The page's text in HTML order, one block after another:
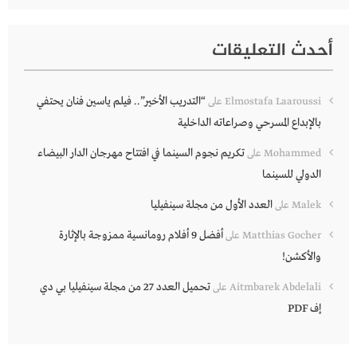
أحدث التعليقات
Elmostafa Laaroussi على“التدريب الأخير”.. فيلم ياسين فنان يحتفي
بالإبداع المسرحي وصراعاته الداخلية
Mohammed علىتكريم نجوم السينما في افتتاح مهرجان الدار البيضاء
الدولي للسينما
Malek علىالعدد الأول من مجلة سينفيليا
Matthias Gocher على
أفضل 9 أفلام رومانسية ممزوجة بالإثارة
والأكشن!
Aitmbarek Abdelali على
تحميل العدد 27 من مجلة سينفيليا بي دي
إف PDF